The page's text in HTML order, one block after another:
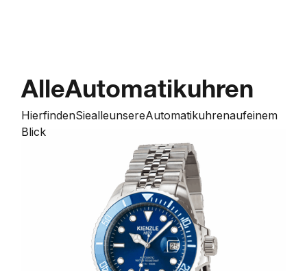
AlleAutomatikuhren
HierfindenSiealleunsereAutomatikuhrenaufeinem
Blick